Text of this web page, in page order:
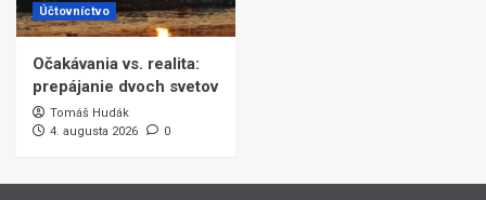
Účtovníctvo
Očakávania vs. realita:
prepájanie dvoch svetov
Tomáš Hudák
4. augusta 2026
0